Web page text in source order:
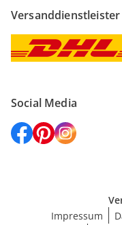
Versanddienstleister
Social Media
Impressum